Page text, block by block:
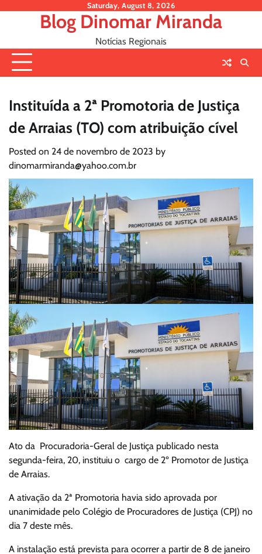
Saturday, August 8, 2026
Blog Dinomar Miranda
Notícias Regionais
Instituída a 2ª Promotoria de Justiça
de Arraias (TO) com atribuição cível
Posted on 24 de novembro de 2023 by
dinomarmiranda@yahoo.com.br
Ato da Procuradoria-Geral de Justiça publicado nesta
segunda-feira, 20, instituiu o cargo de 2º Promotor de Justiça
de Arraias.
A ativação da 2ª Promotoria havia sido aprovada por
unanimidade pelo Colégio de Procuradores de Justiça (CPJ) no
dia 7 deste mês.
A instalação está prevista para ocorrer a partir de 8 de janeiro